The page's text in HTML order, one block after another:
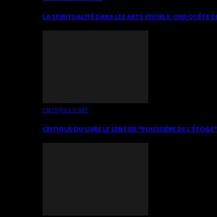
LA SPIRITUALITÉ DANS LES ARTS VISUELS: UNE QUÊTE
CRITIQUES D’ART
CRITIQUE DU LIVRE LE SENTIER *POUSSIÈRE DE L’ÉTOILE*